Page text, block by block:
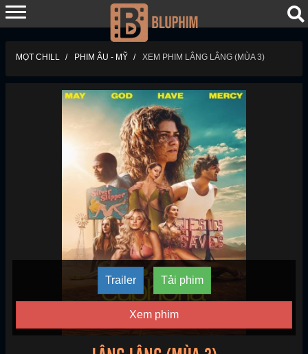
MỌT CHILL PHIM ÂU - MỸ XEM PHIM LÂNG LÂNG (MÙA 3)
Trailer Tải phim
Xem phim